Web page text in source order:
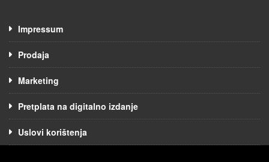
Impressum
Prodaja
Marketing
Pretplata na digitalno izdanje
Uslovi korištenja